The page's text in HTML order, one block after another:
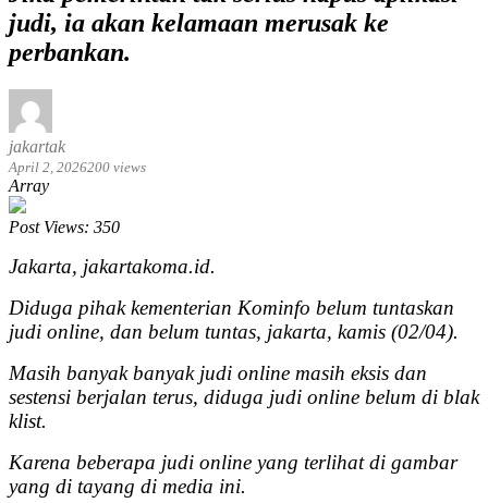
judi, ia akan kelamaan merusak ke
perbankan.
jakartak
April 2, 2026200 views
Array
Post Views: 350
Jakarta, jakartakoma.id.
Diduga pihak kementerian Kominfo belum tuntaskan
judi online, dan belum tuntas, jakarta, kamis (02/04).
Masih banyak banyak judi online masih eksis dan
sestensi berjalan terus, diduga judi online belum di blak
klist.
Karena beberapa judi online yang terlihat di gambar
yang di tayang di media ini.